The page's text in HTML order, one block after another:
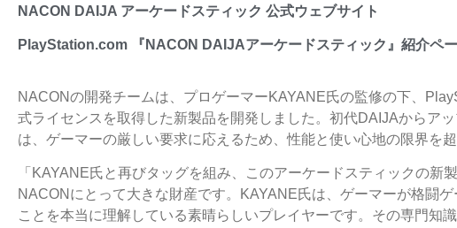
NACON DAIJA アーケードスティック 公式ウェブサイト
PlayStation.com 『NACON DAIJAアーケードスティック』紹介ペ
NACONの開発チームは、プロゲーマーKAYANE氏の監修の下、
式ライセンスを取得した新製品を開発しました。初代DAIJAからア
は、ゲーマーの厳しい要求に応えるため、性能と使い心地の限界を
「KAYANE氏と再びタッグを組み、このアーケードスティックの新
NACONにとって大きな財産です。KAYANE氏は、ゲーマーが格闘
ことを本当に理解している素晴らしいプレイヤーです。その専門知